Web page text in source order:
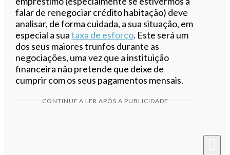
falar de renegociar crédito habitação) deve
analisar, de forma cuidada, a sua situação, em
especial a suataxa de esforço. Este será um
dos seus maiores trunfos durante as
negociações, uma vez que a instituição
financeira não pretende que deixe de
cumprir com os seus pagamentos mensais.
CONTINUE A LER APÓS A PUBLICIDADE